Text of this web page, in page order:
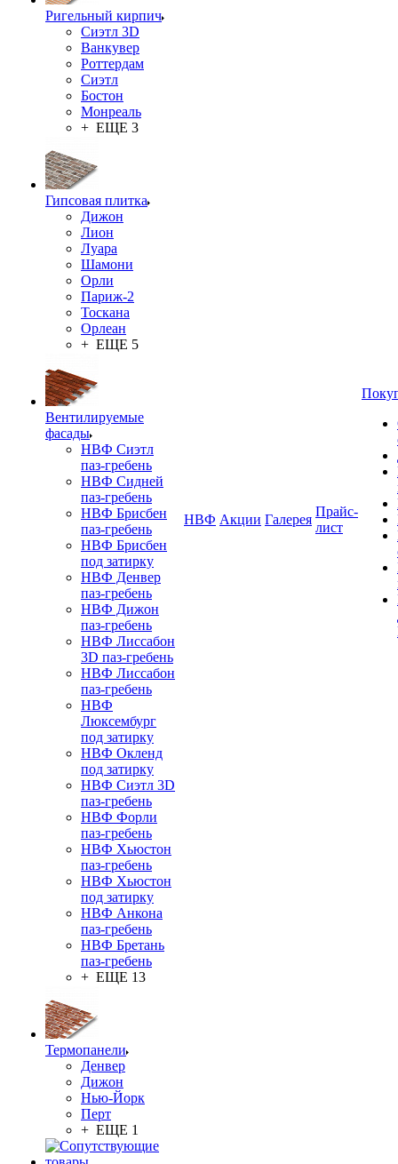
Ригельный кирпич
Сиэтл 3D
Ванкувер
Роттердам
Сиэтл
Бостон
Монреаль
+ ЕЩЕ 3
Гипсовая плитка
Дижон
Лион
Луара
Шамони
Орли
Париж-2
Тоскана
Орлеан
+ ЕЩЕ 5
Вентилируемые
фасады
НВФ Сиэтл
паз-гребень
НВФ Сидней
паз-гребень
НВФ Брисбен
паз-гребень
НВФ Брисбен
под затирку
НВФ Денвер
паз-гребень
НВФ Дижон
паз-гребень
НВФ Лиссабон
3D паз-гребень
НВФ Лиссабон
паз-гребень
НВФ
Люксембург
под затирку
НВФ Окленд
под затирку
НВФ Сиэтл 3D
паз-гребень
НВФ Форли
паз-гребень
НВФ Хьюстон
паз-гребень
НВФ Хьюстон
под затирку
НВФ Анкона
паз-гребень
НВФ Бретань
паз-гребень
+ ЕЩЕ 13
Термопанели
Денвер
Дижон
Нью-Йорк
Перт
+ ЕЩЕ 1
НВФ Акции Галерея
Прайс-
лист